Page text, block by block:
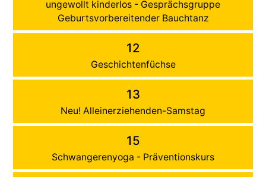
ungewollt kinderlos - Gesprächsgruppe
Geburtsvorbereitender Bauchtanz
12
Geschichtenfüchse
13
Neu! Alleinerziehenden-Samstag
15
Schwangerenyoga - Präventionskurs